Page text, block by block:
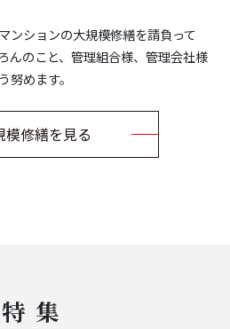
ンションの大規模修繕を請負って
んのこと、管理組合様、管理会社様
努めます。
模修繕を見る
特 集